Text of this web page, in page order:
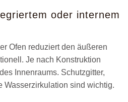
oder internem
Ofen reduziert den äußeren
Je nach Konstruktion
Innenraums. Schutzgitter,
Wasserzirkulation sind wichtig.